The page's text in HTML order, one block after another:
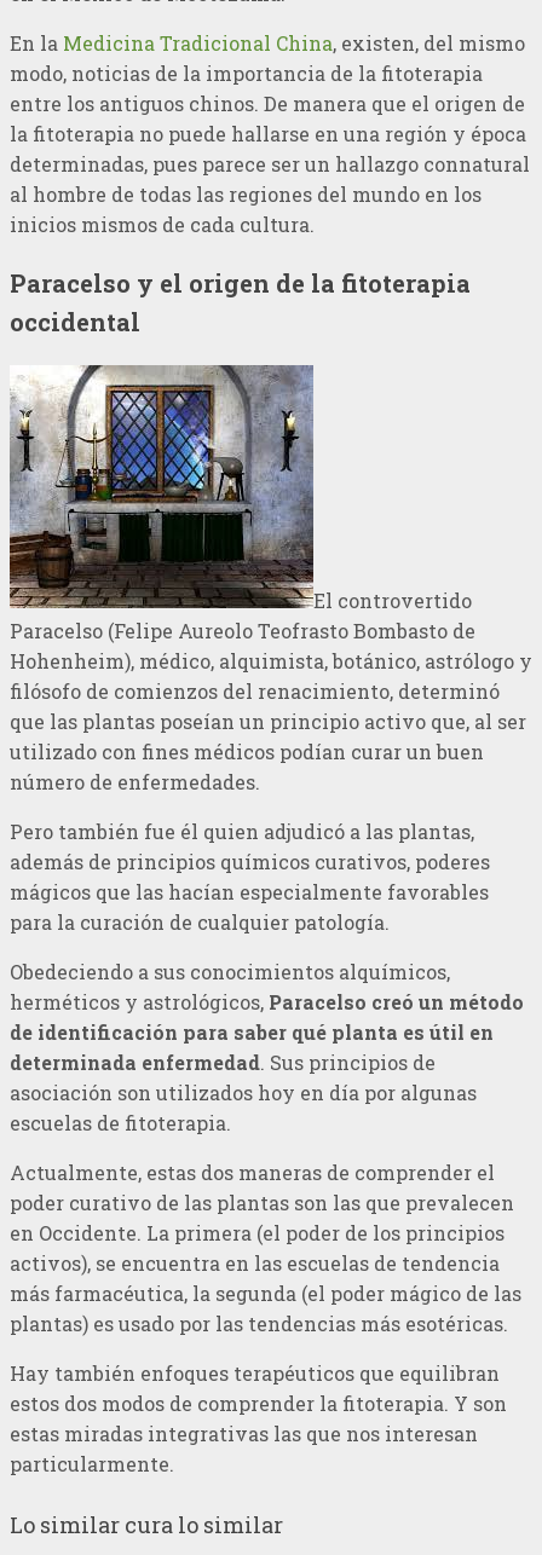
En la Medicina Tradicional China, existen, del mismo
modo, noticias de la importancia de la fitoterapia
entre los antiguos chinos. De manera que el origen de
la fitoterapia no puede hallarse en una región y época
determinadas, pues parece ser un hallazgo connatural
al hombre de todas las regiones del mundo en los
inicios mismos de cada cultura.
Paracelso y el origen de la fitoterapia
occidental
El controvertido
Paracelso (Felipe Aureolo Teofrasto Bombasto de
Hohenheim), médico, alquimista, botánico, astrólogo y
filósofo de comienzos del renacimiento, determinó
que las plantas poseían un principio activo que, al ser
utilizado con fines médicos podían curar un buen
número de enfermedades.
Pero también fue él quien adjudicó a las plantas,
además de principios químicos curativos, poderes
mágicos que las hacían especialmente favorables
para la curación de cualquier patología.
Obedeciendo a sus conocimientos alquímicos,
herméticos y astrológicos, Paracelso creó un método
de identificación para saber qué planta es útil en
determinada enfermedad. Sus principios de
asociación son utilizados hoy en día por algunas
escuelas de fitoterapia.
Actualmente, estas dos maneras de comprender el
poder curativo de las plantas son las que prevalecen
en Occidente. La primera (el poder de los principios
activos), se encuentra en las escuelas de tendencia
más farmacéutica, la segunda (el poder mágico de las
plantas) es usado por las tendencias más esotéricas.
Hay también enfoques terapéuticos que equilibran
estos dos modos de comprender la fitoterapia. Y son
estas miradas integrativas las que nos interesan
particularmente.
Lo similar cura lo similar